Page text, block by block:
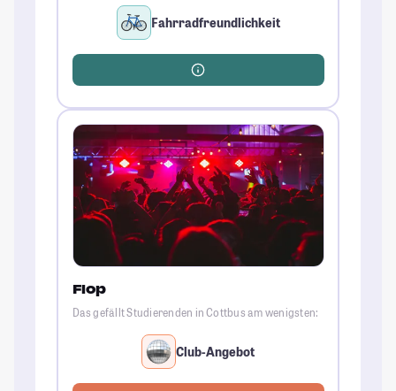
Fahrradfreundlichkeit
Flop
Das gefällt Studierenden in Cottbus am wenigsten:
Club-Angebot